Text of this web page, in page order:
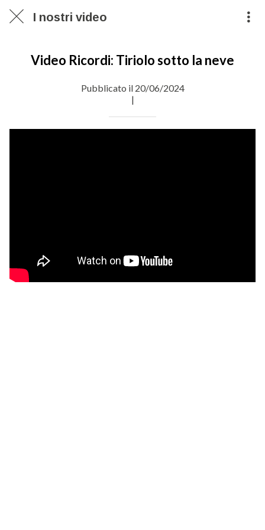
I nostri video
Video Ricordi: Tiriolo sotto la neve
Pubblicato il 20/06/2024
|